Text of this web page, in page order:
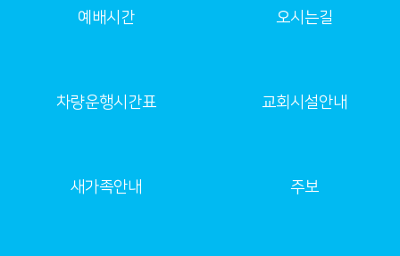
예배시간 오시는길
차량운행시간표 교회시설안내
새가족안내 주보